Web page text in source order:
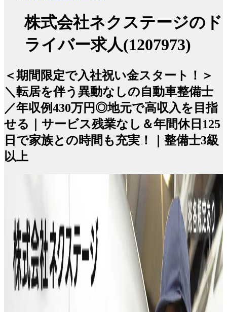
株式会社ネクステージのド
ライバー求人(1207973)
＜期間限定で入社祝い金スタート！＞
＼転居を伴う異動なしの自動車整備士
／年収例430万円◎地元で高収入を目指
せる｜サービス残業なし＆年間休日125
日で家族との時間も充実！｜整備士3級
以上